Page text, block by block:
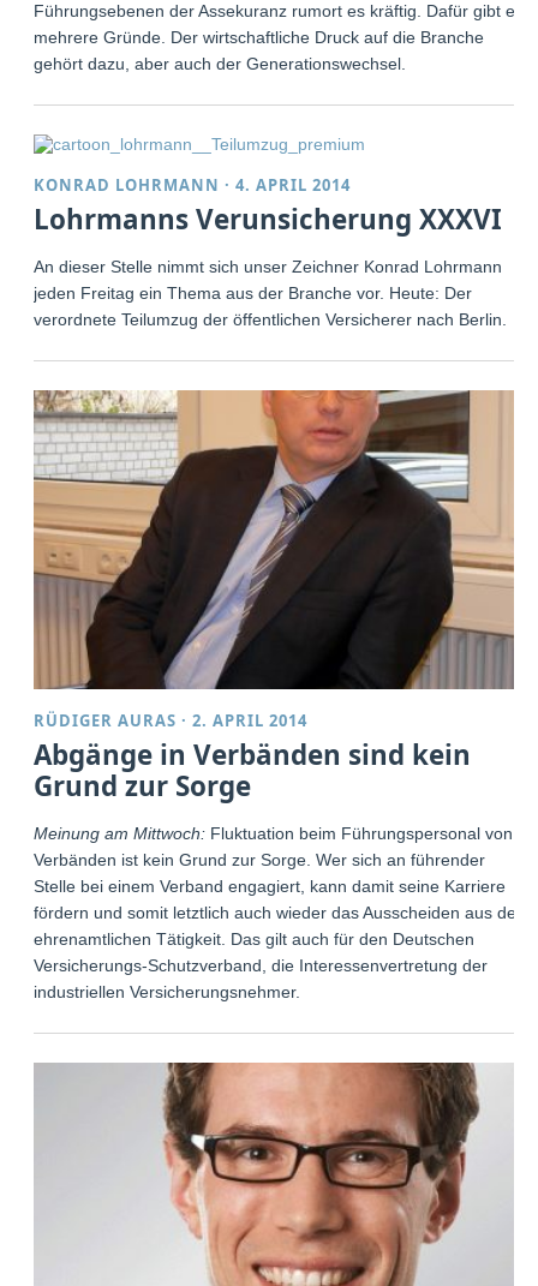
Führungsebenen der Assekuranz rumort es kräftig. Dafür gibt es
mehrere Gründe. Der wirtschaftliche Druck auf die Branche
gehört dazu, aber auch der Generationswechsel.
KONRAD LOHRMANN ·4. APRIL 2014
Lohrmanns Verunsicherung XXXVI
An dieser Stelle nimmt sich unser Zeichner Konrad Lohrmann
jeden Freitag ein Thema aus der Branche vor. Heute: Der
verordnete Teilumzug der öffentlichen Versicherer nach Berlin.
RÜDIGER AURAS ·2. APRIL 2014
Abgänge in Verbänden sind kein
Grund zur Sorge
Meinung am Mittwoch: Fluktuation beim Führungspersonal von
Verbänden ist kein Grund zur Sorge. Wer sich an führender
Stelle bei einem Verband engagiert, kann damit seine Karriere
fördern und somit letztlich auch wieder das Ausscheiden aus der
ehrenamtlichen Tätigkeit. Das gilt auch für den Deutschen
Versicherungs-Schutzverband, die Interessenvertretung der
industriellen Versicherungsnehmer.